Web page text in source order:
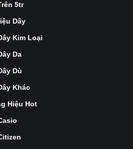
5tr
Dây
Kim Loại
Da
Dù
Khác
Hiệu Hot